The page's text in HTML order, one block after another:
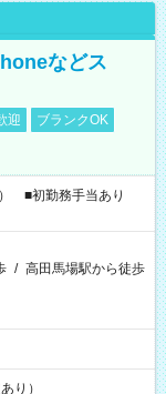
などス
迎
ブランクOK
■初勤務手当あり
/ 高田馬場駅から徒歩
り）